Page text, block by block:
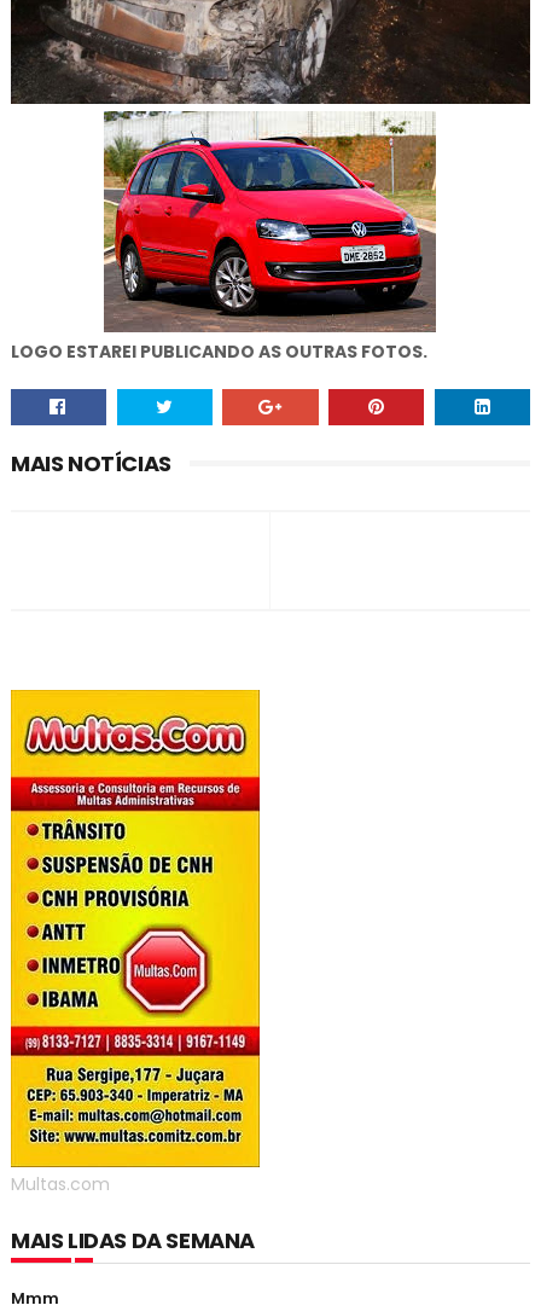
LOGO ESTAREI PUBLICANDO AS OUTRAS FOTOS.
MAIS NOTÍCIAS
Multas.com
MAIS LIDAS DA SEMANA
Mmm